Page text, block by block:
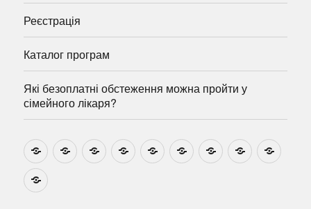
Реєстрація
Каталог програм
Які безоплатні обстеження можна пройти у
сімейного лікаря?
НовиниНавчально-
методичні
Ми
на
Звіти Про
центр
План
графік
Розумовські
зустрічі
Реєстрація
Які
безоплатні